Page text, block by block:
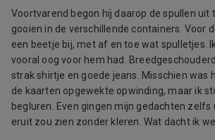
Voortvarend begon hij daarop de spullen uit
gooien in de verschillende containers. Voor
een beetje bij, met af en toe wat spulletjes.
vooral oog voor hem had.
strak shirtje en goede jeans. Misschien was
de kaarten opgewekte opwinding, maar ik
begluren. Even gingen mijn gedachten
eruit zou zien zonder kleren. Wat dacht ik